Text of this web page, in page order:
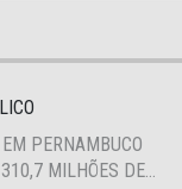
PERNAMBUCO
MILHÕES DE